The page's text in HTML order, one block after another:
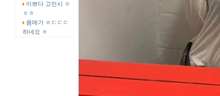
이쁘다 고민시 ㅎ
ㅎㅎ
몸매가 ㅎㄷㄷㄷ
하네요 ㅎ